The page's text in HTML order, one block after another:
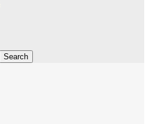
Search